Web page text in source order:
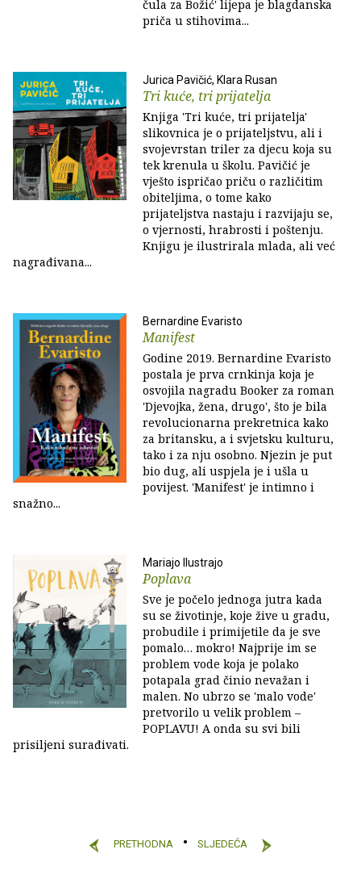
čula za Božić' lijepa je blagdanska
priča u stihovima...
Jurica Pavičić, Klara Rusan
Tri kuće, tri prijatelja
Knjiga 'Tri kuće, tri prijatelja'
slikovnica je o prijateljstvu, ali i
svojevrstan triler za djecu koja su
tek krenula u školu. Pavičić je
vješto ispričao priču o različitim
obiteljima, o tome kako
prijateljstva nastaju i razvijaju se,
o vjernosti, hrabrosti i poštenju.
Knjigu je ilustrirala mlada, ali već
nagrađivana...
Bernardine Evaristo
Manifest
Godine 2019. Bernardine Evaristo
postala je prva crnkinja koja je
osvojila nagradu Booker za roman
'Djevojka, žena, drugo', što je bila
revolucionarna prekretnica kako
za britansku, a i svjetsku kulturu,
tako i za nju osobno. Njezin je put
bio dug, ali uspjela je i ušla u
povijest. 'Manifest' je intimno i
snažno...
Mariajo Ilustrajo
Poplava
Sve je počelo jednoga jutra kada
su se životinje, koje žive u gradu,
probudile i primijetile da je sve
pomalo… mokro! Najprije im se
problem vode koja je polako
potapala grad činio nevažan i
malen. No ubrzo se 'malo vode'
pretvorilo u velik problem –
POPLAVU! A onda su svi bili
prisiljeni surađivati.
PRETHODNA SLJEDEĆA